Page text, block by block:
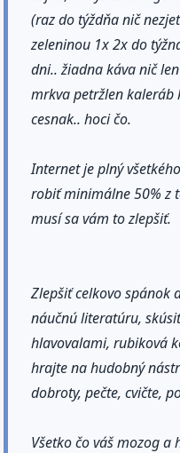
(raz do týždňa nič
zeleninou 1x 2x do
dni.. žiadna káva nič
mrkva petržlen kaleráb
cesnak.. hoci čo.
Internet je plný
robiť minimálne 50% z
musí sa vám to zlepšiť.
Zlepšiť celkovo spánok
náučnú literatúru,
hlavovalami, rubiková
hrajte na hudobný
dobroty, pečte, cvičte,
Všetko čo váš mozog